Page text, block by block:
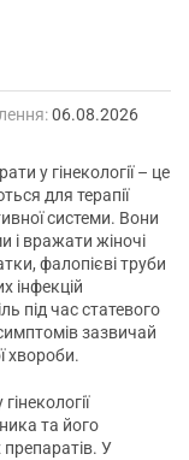
06.08.2026
у гінекології – це
для терапії
системи. Вони
і вражати жіночі
фалопієві труби
інфекцій
під час статевого
зазвичай
хвороби.
та його
препаратів. У